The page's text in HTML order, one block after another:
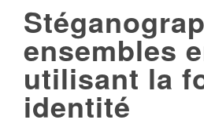
ensembles
utilisant la
identité